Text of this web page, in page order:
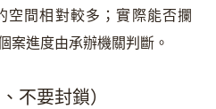
空間相對較多；實際能否攔
案進度由承辦機關判斷。
不要封鎖）